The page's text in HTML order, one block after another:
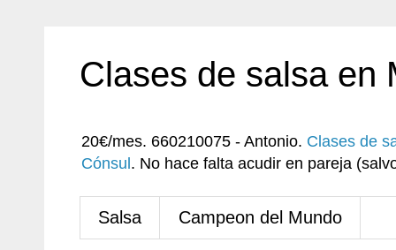
Clases de salsa en
20€/mes. 660210075 - Antonio. Clases de
Cónsul . No hace falta acudir en pareja
Salsa Campeon del Mundo